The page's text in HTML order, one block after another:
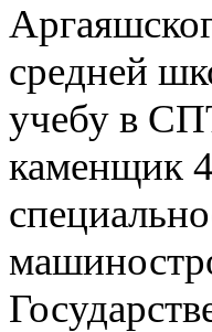
средней
учебу в
каменщик